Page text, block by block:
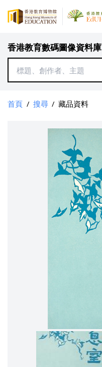
香港教育數碼圖像資料庫
首頁 / 搜尋 / 藏品資料